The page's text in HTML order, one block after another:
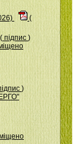
(
( підпис )
)